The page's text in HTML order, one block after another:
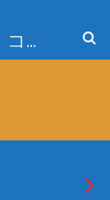
サートプロ研修講座 コース検索